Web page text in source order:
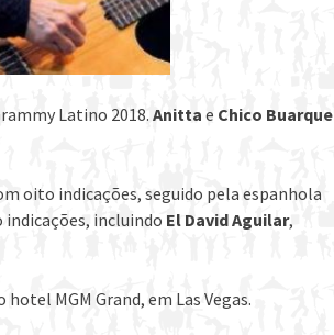
Latino 2018.Anitta e Chico Buarque
oito indicações, seguido pela espanhola
incluindo El David Aguilar,
MGM Grand, em Las Vegas.